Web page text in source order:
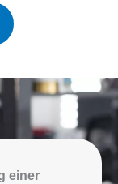
einer